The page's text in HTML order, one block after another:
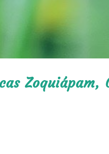
Zoquiápam,